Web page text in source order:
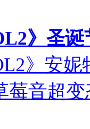
》圣
》安
莓音超